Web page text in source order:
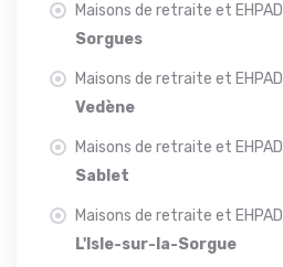
Maisons de retraite et EHPAD
Sorgues
Maisons de retraite et EHPAD
Vedène
Maisons de retraite et EHPAD
Sablet
Maisons de retraite et EHPAD
L'Isle-sur-la-Sorgue